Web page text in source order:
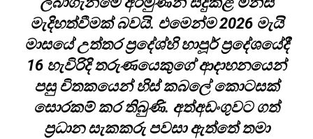
මැදිහත්වීමක් බවයි. එමෙන්ම 2026 මැයි
මාසයේ උත්තර ප්‍රදේශ්හි හාපූර් ප්‍රදේශයේදී
16 හැවිරිදි තරුණයෙකුගේ ආදාහනයෙන්
පසු චිතකයෙන් හිස් කබලේ කොටසක්
සොරකම් කර තිබුණි. අත්අඩංගුවට ගත්
ප්‍රධාන සැකකරු පවසා ඇත්තේ තමා